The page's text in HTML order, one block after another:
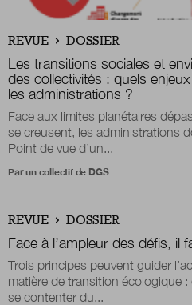
Boutique
Qui sommes-nous ?
Nous contacter
Newsletter
Renseignez votre email
de la transformation
REVUE DOSSIER
Les transitions sociales et
des collectivités : quels
les administrations ?
Face aux limites planétaires
se creusent, les administrations
Point de vue d’un...
Par un collectif de DGS
REVUE DOSSIER
Face à l’ampleur des défis, il
Trois principes peuvent guider
matière de transition écologique
se contenter du...